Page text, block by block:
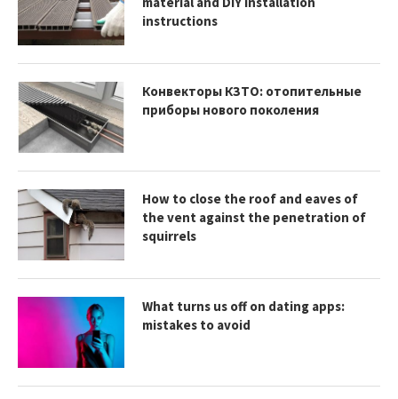
instructions
Конвекторы КЗТО: отопительные
приборы нового поколения
How to close the roof and eaves of
the vent against the penetration of
squirrels
What turns us off on dating apps:
mistakes to avoid